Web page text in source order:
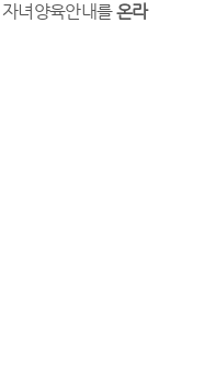
녀양육안내를온라